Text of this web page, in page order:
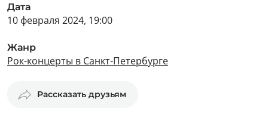
Дата
10 февраля 2024, 19:00
Жанр
Рок-концерты в Санкт-Петербурге
Рассказать друзьям